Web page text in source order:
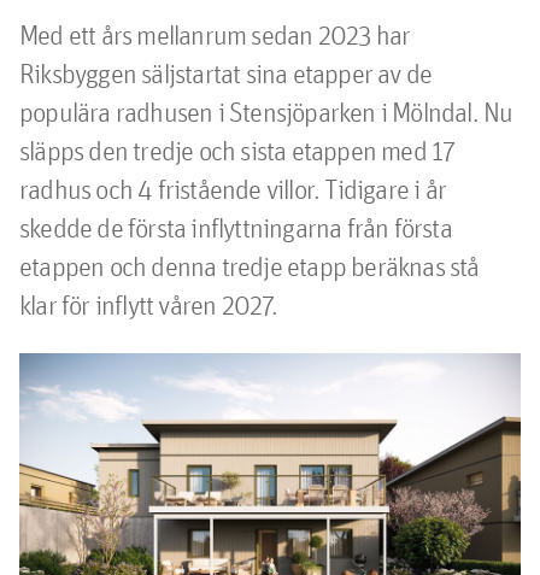
﻿Med ett års mellanrum sedan 2023 har
Riksbyggen säljstartat sina etapper av de
populära radhusen i Stensjöparken i Mölndal. Nu
släpps den tredje och sista etappen med 17
radhus och 4 fristående villor. Tidigare i år
skedde de första inflyttningarna från första
etappen och denna tredje etapp beräknas stå
klar för inflytt våren 2027.